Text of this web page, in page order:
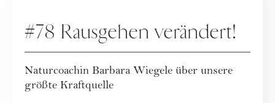
#78 Rausgehen verändert!
Naturcoachin Barbara Wiegele über unsere
größte Kraftquelle